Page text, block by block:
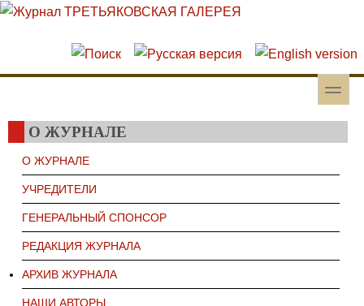
Перейти к основному содержанию
Skip to search
toggle
О ЖУРНАЛЕ
О ЖУРНАЛЕ
УЧРЕДИТЕЛИ
ГЕНЕРАЛЬНЫЙ СПОНСОР
РЕДАКЦИЯ ЖУРНАЛА
АРХИВ ЖУРНАЛА
НАШИ АВТОРЫ